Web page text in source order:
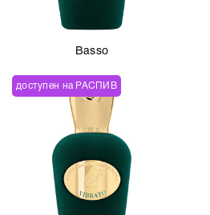
Basso
доступен на РАСПИВ